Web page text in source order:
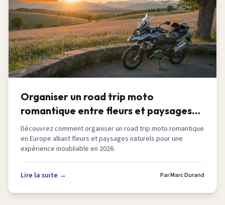
Organiser un road trip moto
romantique entre fleurs et paysages
en Europe en 2026
Découvrez comment organiser un road trip moto romantique
en Europe alliant fleurs et paysages naturels pour une
expérience inoubliable en 2026.
Lire la suite → ParMarc Durand